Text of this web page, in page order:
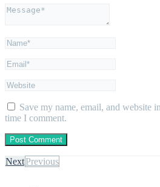
Save my name, email, and website
time I comment.
NextPrevious